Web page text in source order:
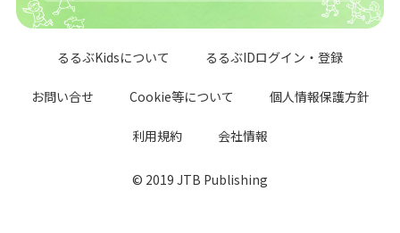
るるぶKidsについて るるぶIDログイン・登録
お問い合せ Cookie等について 個人情報保護方針
利用規約 会社情報
© 2019 JTB Publishing